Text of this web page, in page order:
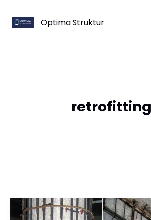
content
Optima Struktur
retrofitting
Seismic
Retrofitting